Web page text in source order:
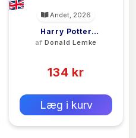
Andet, 2026
Harry Potter
Remembrall
afDonald Lemke
134 kr
Læg i kurv